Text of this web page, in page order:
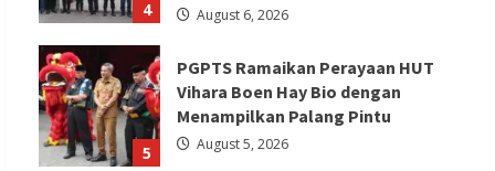
4 August 6, 2026
5
PGPTS Ramaikan Perayaan HUT
Vihara Boen Hay Bio dengan
Menampilkan Palang Pintu
August 5, 2026